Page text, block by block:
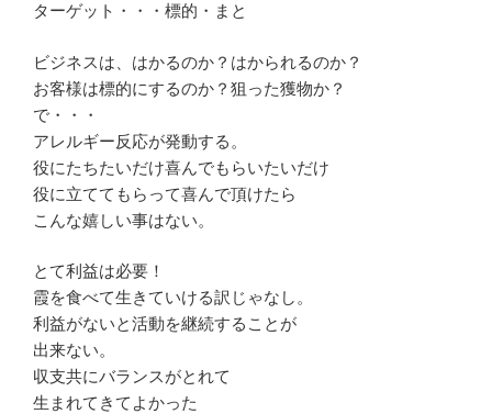
ターゲット・・・標的・まと
ビジネスは、はかるのか？はかられるのか？
お客様は標的にするのか？狙った獲物か？
で・・・
アレルギー反応が発動する。
役にたちたいだけ喜んでもらいたいだけ
役に立ててもらって喜んで頂けたら
こんな嬉しい事はない。
とて利益は必要！
霞を食べて生きていける訳じゃなし。
利益がないと活動を継続することが
出来ない。
収支共にバランスがとれて
生まれてきてよかった